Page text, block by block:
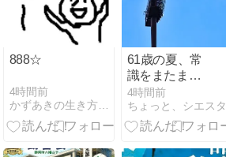
888☆
4時間前
かずあきの生き方不器用な そんな男の日常☆
61歳の夏、常
識をまたまた
リセット
4時間前
ちょっと、シエスタ